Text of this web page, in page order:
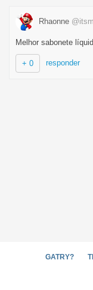
Rhaonne
Melhor sabonete
+ 0 responder
GATRY?